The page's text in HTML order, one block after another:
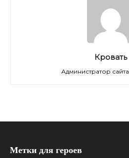
Кровать
Администратор
Метки для героев